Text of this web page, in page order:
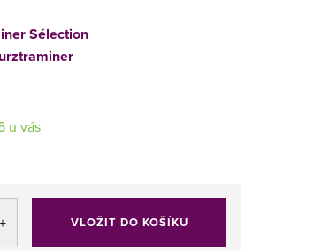
Sélection
VLOŽIT DO KOŠÍKU